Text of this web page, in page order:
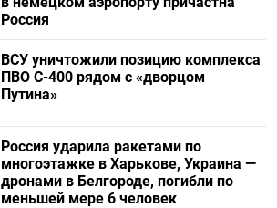
Россия
ВСУ уничтожили позицию комплекса
ПВО С-400 рядом с «дворцом
Путина»
Россия ударила ракетами по
многоэтажке в Харькове, Украина —
дронами в Белгороде, погибли по
меньшей мере 6 человек